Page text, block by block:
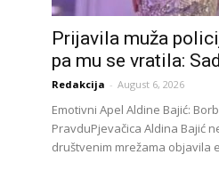
Prijavila muža
pa mu se vratila:
Redakcija - August 6, 2026
Emotivni Apel Aldine Bajić:
PravduPjevačica Aldina Bajić
društvenim mrežama objavila